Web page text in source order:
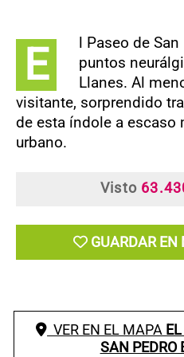
E
l Paseo de
puntos
Llanes. Al
visitante, sorprendido
de esta índole a escaso
urbano.
Visto
GUARDAR EN
VER EN EL MAPA
SAN PEDRO